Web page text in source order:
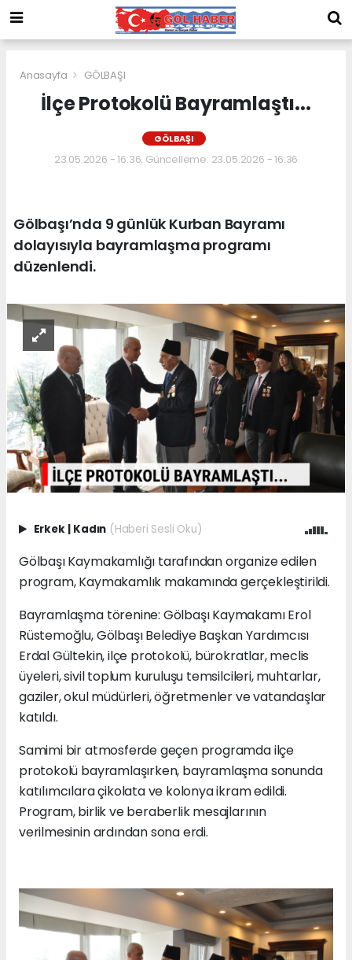
Anasayfa GÖLBAŞI
İlçe Protokolü Bayramlaştı...
GÖLBAŞI
23.05.2026 - 16:36, Güncelleme: 23.05.2026 - 16:36
Gölbaşı’nda 9 günlük Kurban Bayramı
dolayısıyla bayramlaşma programı
düzenlendi.
Erkek | Kadın (Haberi Sesli Oku)
Gölbaşı Kaymakamlığı tarafından organize edilen
program, Kaymakamlık makamında gerçekleştirildi.
Bayramlaşma törenine: Gölbaşı Kaymakamı Erol
Rüstemoğlu, Gölbaşı Belediye Başkan Yardımcısı
Erdal Gültekin, ilçe protokolü, bürokratlar, meclis
üyeleri, sivil toplum kuruluşu temsilcileri, muhtarlar,
gaziler, okul müdürleri, öğretmenler ve vatandaşlar
katıldı.
Samimi bir atmosferde geçen programda ilçe
protokolü bayramlaşırken, bayramlaşma sonunda
katılımcılara çikolata ve kolonya ikram edildi.
Program, birlik ve beraberlik mesajlarının
verilmesinin ardından sona erdi.